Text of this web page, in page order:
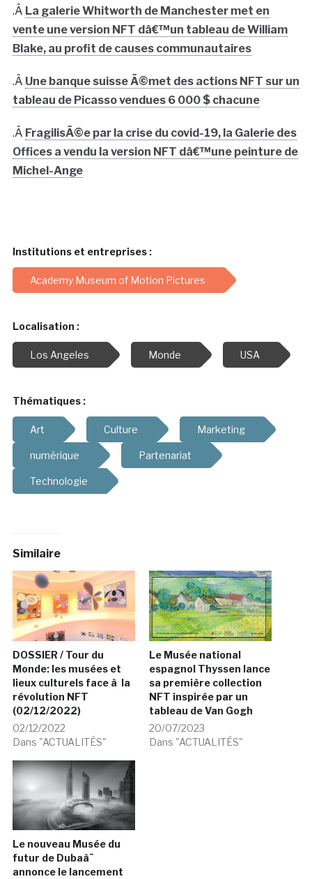
.Â La galerie Whitworth de Manchester met en
vente une version NFT dâ€™un tableau de William
Blake, au profit de causes communautaires
.Â Une banque suisse Ã©met des actions NFT sur un
tableau de Picasso vendues 6 000 $ chacune
.Â FragilisÃ©e par la crise du covid-19, la Galerie des
Offices a vendu la version NFT dâ€™une peinture de
Michel-Ange
Institutions et entreprises :
Academy Museum of Motion Pictures
Localisation :
Los Angeles Monde USA
Thématiques :
Art Culture Marketing
numérique Partenariat
Technologie
Similaire
DOSSIER / Tour du
Monde: les musées et
lieux culturels face à la
révolution NFT
(02/12/2022)
02/12/2022
Dans "ACTUALITÉS"
Le Musée national
espagnol Thyssen lance
sa première collection
NFT inspirée par un
tableau de Van Gogh
20/07/2023
Dans "ACTUALITÉS"
Le nouveau Musée du
futur de Dubaà¯
annonce le lancement